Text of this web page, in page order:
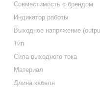
Совместимость с брендом
Индикатор работы
Выходное напряжение
Тип
Сила выходного тока
Материал
Длина кабеля